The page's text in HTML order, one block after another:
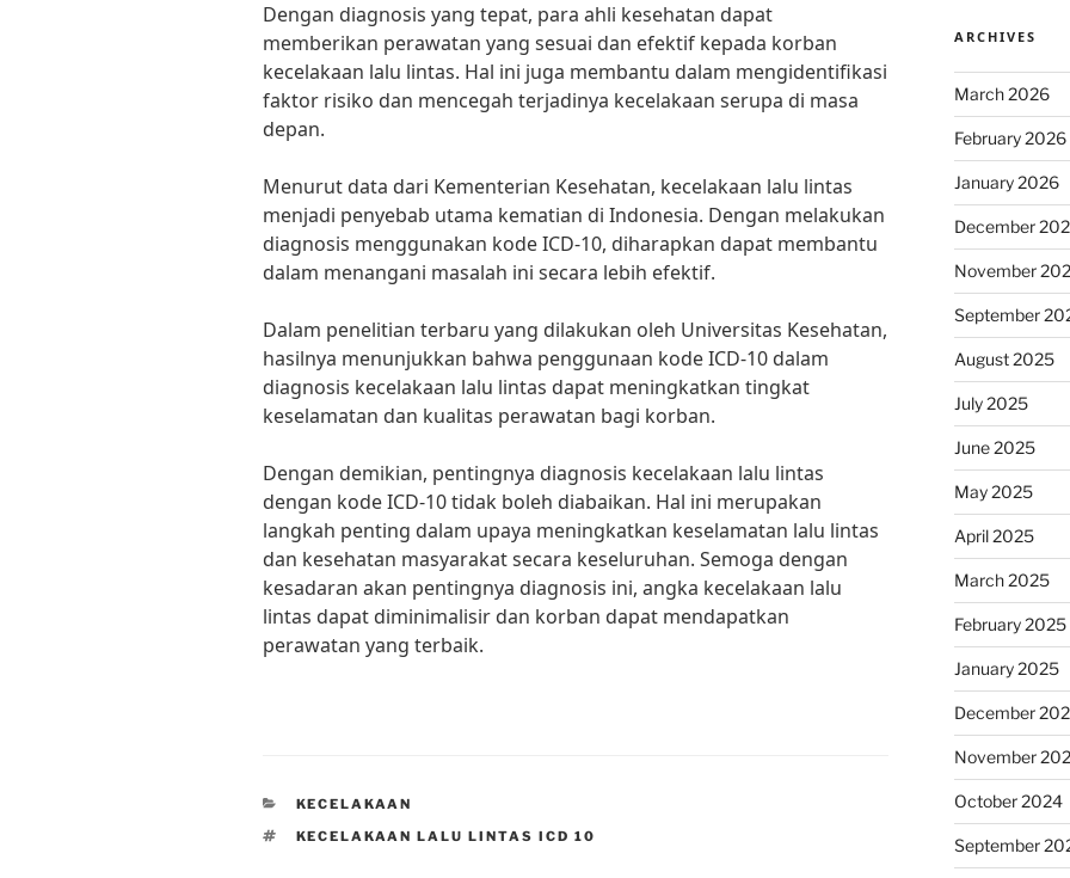
Dengan diagnosis yang tepat, para ahli kesehatan dapat
memberikan perawatan yang sesuai dan efektif kepada korban
kecelakaan lalu lintas. Hal ini juga membantu dalam mengidentifikasi
faktor risiko dan mencegah terjadinya kecelakaan serupa di masa
depan.
Menurut data dari Kementerian Kesehatan, kecelakaan lalu lintas
menjadi penyebab utama kematian di Indonesia. Dengan melakukan
diagnosis menggunakan kode ICD-10, diharapkan dapat membantu
dalam menangani masalah ini secara lebih efektif.
Dalam penelitian terbaru yang dilakukan oleh Universitas Kesehatan,
hasilnya menunjukkan bahwa penggunaan kode ICD-10 dalam
diagnosis kecelakaan lalu lintas dapat meningkatkan tingkat
keselamatan dan kualitas perawatan bagi korban.
Dengan demikian, pentingnya diagnosis kecelakaan lalu lintas
dengan kode ICD-10 tidak boleh diabaikan. Hal ini merupakan
langkah penting dalam upaya meningkatkan keselamatan lalu lintas
dan kesehatan masyarakat secara keseluruhan. Semoga dengan
kesadaran akan pentingnya diagnosis ini, angka kecelakaan lalu
lintas dapat diminimalisir dan korban dapat mendapatkan
perawatan yang terbaik.
CATEGORIES
KECELAKAAN
TAGS
KECELAKAAN LALU LINTAS ICD 10
ARCHIVES
March 2026
February 2026
January 2026
December
November
September
August 2025
July 2025
June 2025
May 2025
April 2025
March 2025
February 2025
January 2025
December
November
October 2024
September